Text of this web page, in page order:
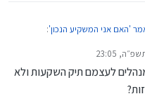
'האם אני המשקיע הנכון':
קשה לי איך יוצרים מעצורים לא
23:05
ידי
לעצמם תיק השקעות ולא